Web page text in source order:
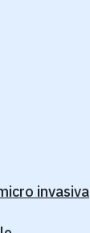
invasiva